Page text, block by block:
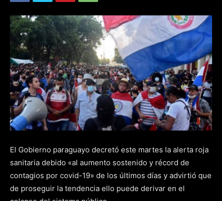
El Gobierno paraguayo decretó este martes la alerta roja
sanitaria debido «al aumento sostenido y récord de
contagios por covid-19» de los últimos días y advirtió que
de proseguir la tendencia ello puede derivar en el